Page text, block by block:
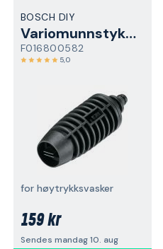
BOSCH DIY
Variomunnstykke
F016800582
5,0
for høytrykksvasker
159 kr
Sendes mandag 10. aug